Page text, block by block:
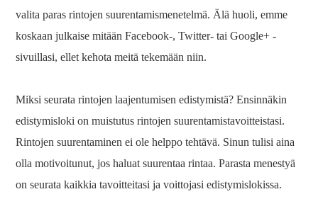
valita paras rintojen suurentamismenetelmä. Älä huoli, emme
koskaan julkaise mitään Facebook-, Twitter- tai Google+ -
sivuillasi, ellet kehota meitä tekemään niin.
Miksi seurata rintojen laajentumisen edistymistä? Ensinnäkin
edistymisloki on muistutus rintojen suurentamistavoitteistasi.
Rintojen suurentaminen ei ole helppo tehtävä. Sinun tulisi aina
olla motivoitunut, jos haluat suurentaa rintaa. Parasta menestyä
on seurata kaikkia tavoitteitasi ja voittojasi edistymislokissa.